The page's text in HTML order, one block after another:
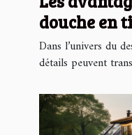
douche en
de bain
Dans l’univers du
détails peuvent